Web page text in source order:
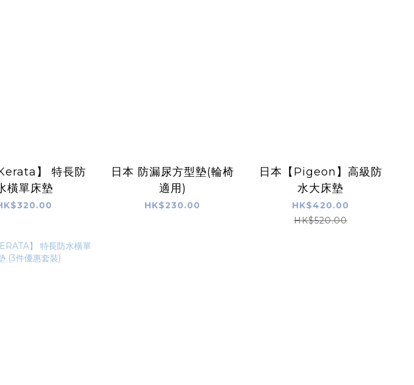
】 特長防
橫單床墊
日本 防漏尿方型墊(輪椅
適用)
HK$230.00
日本【Pigeon】高級防
水大床墊
HK$420.00
HK$520.00